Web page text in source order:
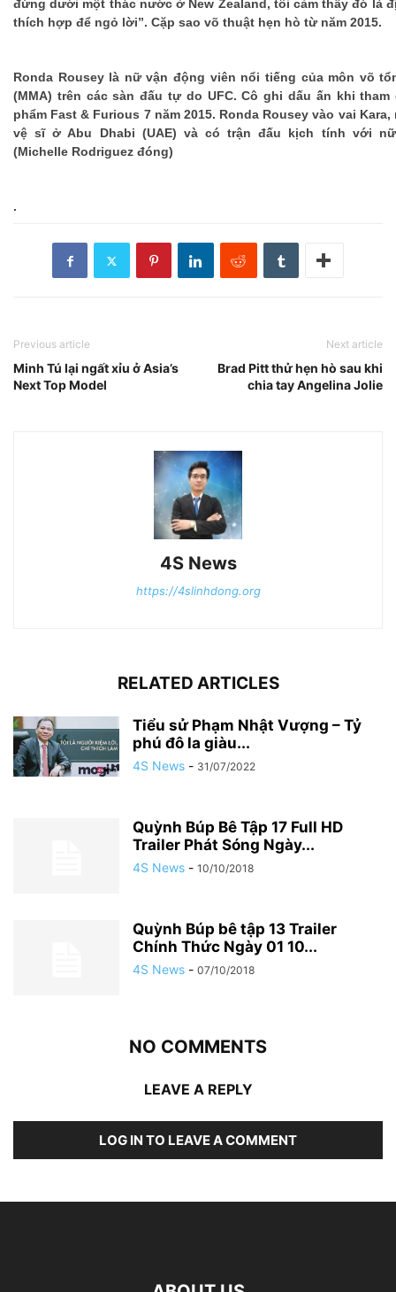
đứng dưới một thác nước ở New Zealand, tôi cảm thấy đó là
thích hợp để ngỏ lời”. Cặp sao võ thuật hẹn hò từ năm 2015.
Ronda Rousey là nữ vận động viên nổi tiếng của môn võ
(MMA) trên các sàn đấu tự do UFC. Cô ghi dấu ấn khi tham
phẩm Fast & Furious 7 năm 2015. Ronda Rousey vào vai Kara,
vệ sĩ ở Abu Dhabi (UAE) và có trận đấu kịch tính với
(Michelle Rodriguez đóng)
.
Previous article
Minh Tú lại ngất xỉu ở Asia’s
Next Top Model
Next article
Brad Pitt thử hẹn hò sau khi
chia tay Angelina Jolie
4S News
https://4slinhdong.org
RELATED ARTICLES
Tiểu sử Phạm Nhật Vượng – Tỷ
phú đô la giàu...
4S News - 31/07/2022
Quỳnh Búp Bê Tập 17 Full HD
Trailer Phát Sóng Ngày...
4S News - 10/10/2018
Quỳnh Búp bê tập 13 Trailer
Chính Thức Ngày 01 10...
4S News - 07/10/2018
NO COMMENTS
LEAVE A REPLY
LOG IN TO LEAVE A COMMENT